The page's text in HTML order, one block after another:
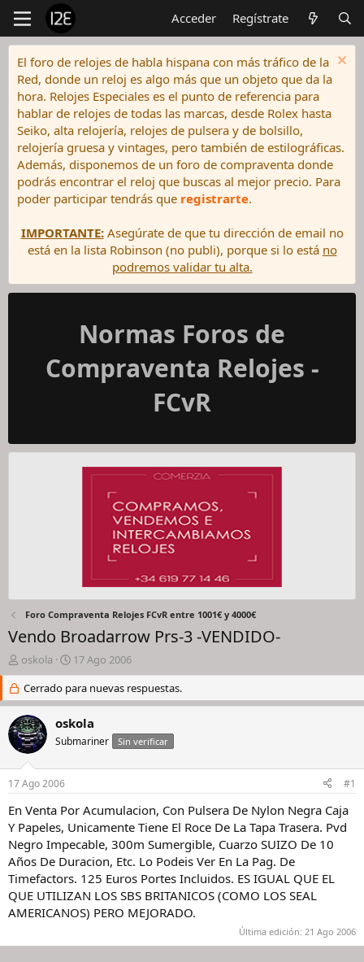
Acceder Regístrate
El foro de relojes de habla hispana con más tráfico de la
Red, donde un reloj es algo más que un objeto que da la
hora. Relojes Especiales es el punto de referencia para
hablar de relojes de todas las marcas, desde Rolex hasta
Seiko, alta relojería, relojes de pulsera y de bolsillo,
relojería gruesa y vintages, pero también de estilográficas.
Además, disponemos de un foro de compraventa donde
podrás encontrar el reloj que buscas al mejor precio. Para
poder participar tendrás que registrarte.
IMPORTANTE:Asegúrate de que tu dirección de email no
está en la lista Robinson (no publi), porque si lo está no
podremos validar tu alta.
Normas Foros de
Compraventa Relojes -
FCvR
Foro Compraventa Relojes FCvR entre 1001€ y 4000€
Vendo Broadarrow Prs-3 -VENDIDO-
I
n
c
i
a
d
o
d
e
l
h
i
l
o
oskola
F
e
c
h
d
e
i
c
i
o
17 Ago 2006
Cerrado para nuevas respuestas.
oskola
Submariner Sin verificar
17 Ago 2006 #1
En Venta Por Acumulacion, Con Pulsera De Nylon Negra Caja
Y Papeles, Unicamente Tiene El Roce De La Tapa Trasera. Pvd
Negro Impecable, 300m Sumergible, Cuarzo SUIZO De 10
Años De Duracion, Etc. Lo Podeis Ver En La Pag. De
Timefactors. 125 Euros Portes Incluidos. ES IGUAL QUE EL
QUE UTILIZAN LOS SBS BRITANICOS (COMO LOS SEAL
AMERICANOS) PERO MEJORADO.
Última edición: 21 Ago 2006